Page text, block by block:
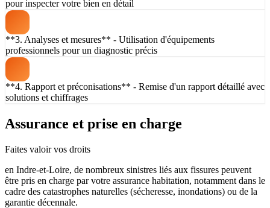
pour inspecter votre bien en détail
**3. Analyses et mesures** - Utilisation d'équipements
professionnels pour un diagnostic précis
**4. Rapport et préconisations** - Remise d'un rapport détaillé avec
solutions et chiffrages
Assurance et prise en charge
Faites valoir vos droits
en Indre-et-Loire, de nombreux sinistres liés aux fissures peuvent
être pris en charge par votre assurance habitation, notamment dans le
cadre des catastrophes naturelles (sécheresse, inondations) ou de la
garantie décennale.